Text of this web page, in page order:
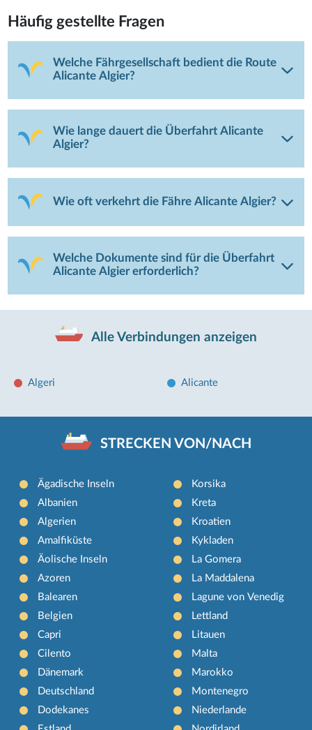
Häufig gestellte Fragen
Welche Fährgesellschaft bedient die Route
Alicante Algier?
Wie lange dauert die Überfahrt Alicante
Algier?
Wie oft verkehrt die Fähre Alicante Algier?
Welche Dokumente sind für die Überfahrt
Alicante Algier erforderlich?
Alle Verbindungen anzeigen
Algeri Alicante
STRECKEN VON/NACH
Ägadische Inseln
Albanien
Algerien
Amalfiküste
Äolische Inseln
Azoren
Balearen
Belgien
Capri
Cilento
Dänemark
Deutschland
Dodekanes
Korsika
Kreta
Kroatien
Kykladen
La Gomera
La Maddalena
Lagune von Venedig
Lettland
Litauen
Malta
Marokko
Montenegro
Niederlande